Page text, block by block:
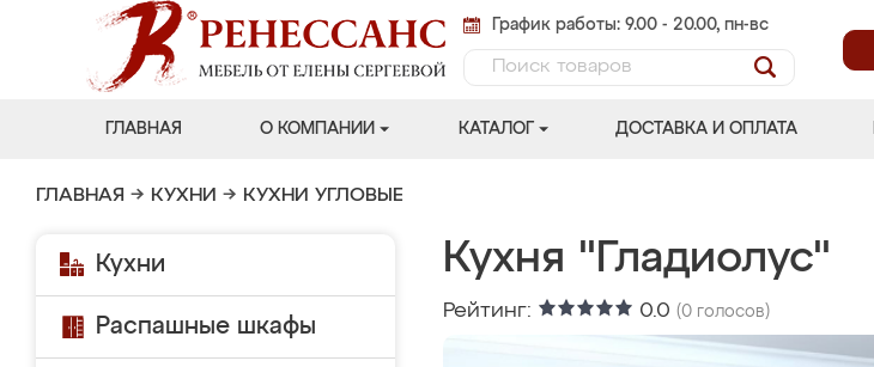
График работы: 9.00 - 20.00, пн-вс
ГЛАВНАЯ О КОМПАНИИ КАТАЛОГ ДОСТАВКА И ОПЛАТА
ГЛАВНАЯ → КУХНИ → КУХНИ УГЛОВЫЕ
Кухни
Распашные шкафы
Кухня "Гладиолус"
Рейтинг: 0.0 (0 голосов)